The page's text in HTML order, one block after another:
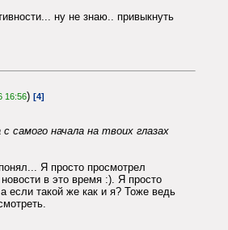
ну не знаю.. привыкнуть
16:56) [4]
самого начала на твоих глазах
Я просто просмотрел
новости в это время :). Я просто
если такой же как и я? Тоже ведь